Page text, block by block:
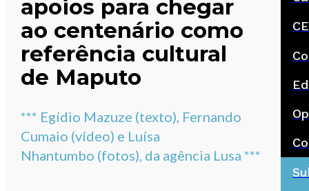
apoios para chegar
ao centenário como
referência cultural
de Maputo
*** Egídio Mazuze (texto), Fernando
Cumaio (vídeo) e Luísa
Nhantumbo (fotos), da agência Lusa ***